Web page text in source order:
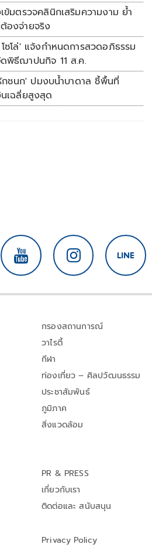
ข้มตรวจคลินิกเสริมความงาม ย้ำ
องจ่ายจริง
ซโล่' แจ้งกำหนดการสวดอภิธรรม
พิธีฌาปนกิจ 11 ส.ค.
ชนก' ปมงบน้ำบาดาล ชี้พื้นที่
เฉลี่ยสูงสุด
กรองสถานการณ์
วาไรตี้
กีฬา
ท่องเที่ยว – ศิลปวัฒนธรรม
ประชาสัมพันธ์
ภูมิภาค
สิ่งแวดล้อม
PR & PRESS
เกี่ยวกับเรา
ติดต่อและ สนับสนุน
Privacy Policy